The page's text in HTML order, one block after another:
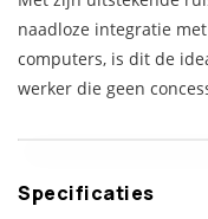
naadloze integratie
computers, is dit de
werker die geen
Specificaties